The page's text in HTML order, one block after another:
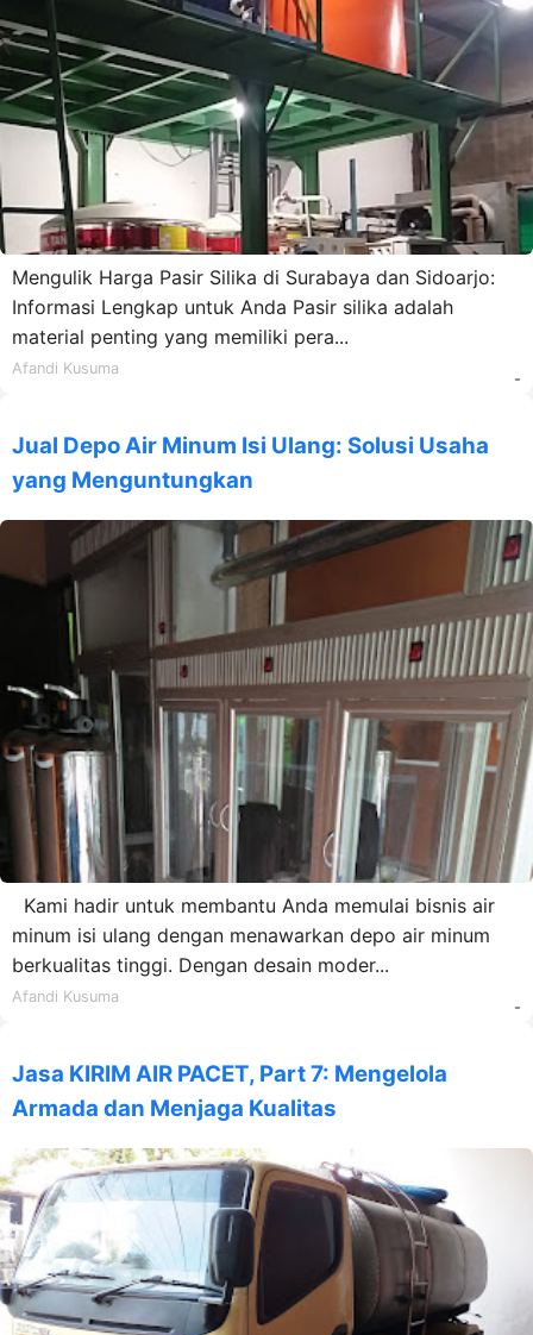
Mengulik Harga Pasir Silika di Surabaya dan Sidoarjo:
Informasi Lengkap untuk Anda Pasir silika adalah
material penting yang memiliki pera...
Afandi Kusuma
-
Jual Depo Air Minum Isi Ulang: Solusi Usaha
yang Menguntungkan
Kami hadir untuk membantu Anda memulai bisnis air
minum isi ulang dengan menawarkan depo air minum
berkualitas tinggi. Dengan desain moder...
Afandi Kusuma
-
Jasa KIRIM AIR PACET, Part 7: Mengelola
Armada dan Menjaga Kualitas